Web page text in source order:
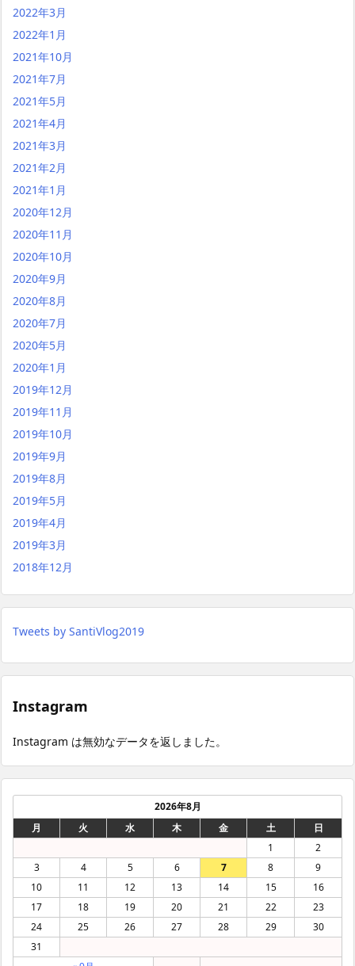
2022年3月
2022年1月
2021年10月
2021年7月
2021年5月
2021年4月
2021年3月
2021年2月
2021年1月
2020年12月
2020年11月
2020年10月
2020年9月
2020年8月
2020年7月
2020年5月
2020年1月
2019年12月
2019年11月
2019年10月
2019年9月
2019年8月
2019年5月
2019年4月
2019年3月
2018年12月
Tweets by SantiVlog2019
Instagram
Instagram は無効なデータを返しました。
2026年8月
月
火 水 木 金 土 日
1
2
3
4 5 6 7 8
9
10
11 12 13 14 15
16
17
18 19 20 21 22
23
24
25 26 27 28 29
30
31